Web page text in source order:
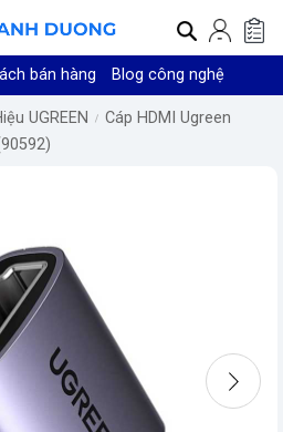
bán hàng Blog công nghệ
UGREEN
Cáp HDMI Ugreen